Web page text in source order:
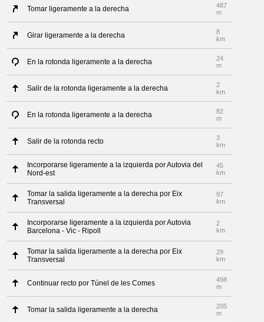
Tomar ligeramente a la derecha
487
m
Girar ligeramente a la derecha
8
km
En la rotonda ligeramente a la derecha
24
m
Salir de la rotonda ligeramente a la derecha
2
km
En la rotonda ligeramente a la derecha
82
m
Salir de la rotonda recto
3
km
Incorporarse ligeramente a la izquierda por Autovia del
Nord-est
45
km
Tomar la salida ligeramente a la derecha por Eix
Transversal
97
km
Incorporarse ligeramente a la izquierda por Autovia
Barcelona - Vic - Ripoll
2
km
Tomar la salida ligeramente a la derecha por Eix
Transversal
29
km
Continuar recto por Túnel de les Comes
498
m
Tomar la salida ligeramente a la derecha
205
m